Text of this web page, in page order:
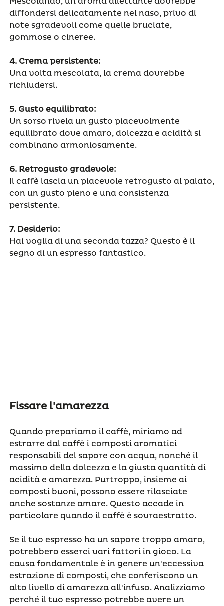
diffondersi delicatamente nel naso, privo di
note sgradevoli come quelle bruciate,
gommose o cineree.
4. Crema persistente:
Una volta mescolata, la crema dovrebbe
richiudersi.
5. Gusto equilibrato:
Un sorso rivela un gusto piacevolmente
equilibrato dove amaro, dolcezza e acidità si
combinano armoniosamente.
6. Retrogusto gradevole:
Il caffè lascia un piacevole retrogusto al palato,
con un gusto pieno e una consistenza
persistente.
7. Desiderio:
Hai voglia di una seconda tazza? Questo è il
segno di un espresso fantastico.
Fissare l'amarezza
Quando prepariamo il caffè, miriamo ad
estrarre dal caffè i composti aromatici
responsabili del sapore con acqua, nonché il
massimo della dolcezza e la giusta quantità di
acidità e amarezza. Purtroppo, insieme ai
composti buoni, possono essere rilasciate
anche sostanze amare. Questo accade in
particolare quando il caffè è sovraestratto.
Se il tuo espresso ha un sapore troppo amaro,
potrebbero esserci vari fattori in gioco. La
causa fondamentale è in genere un'eccessiva
estrazione di composti, che conferiscono un
alto livello di amarezza all'infuso. Analizziamo
perché il tuo espresso potrebbe avere un